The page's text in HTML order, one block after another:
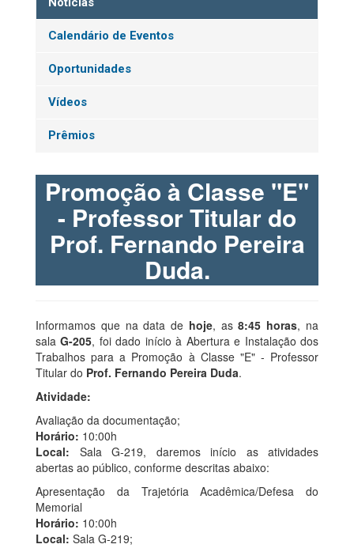
Calendário de Eventos
Oportunidades
Vídeos
Prêmios
Promoção à Classe "E"
- Professor Titular do
Prof. Fernando Pereira
Duda.
Informamos que na data de hoje, as8:45 horas, na
salaG-205, foi dado início à Abertura e Instalação dos
Trabalhos para a Promoção à Classe "E" - Professor
Titular do Prof. Fernando Pereira Duda.
Atividade:
Avaliação da documentação;
Horário: 10:00h
Local: Sala G-219, daremos início as atividades
abertas ao público, conforme descritas abaixo:
Apresentação da Trajetória Acadêmica/Defesa do
Memorial
Horário: 10:00h
Local: Sala G-219;